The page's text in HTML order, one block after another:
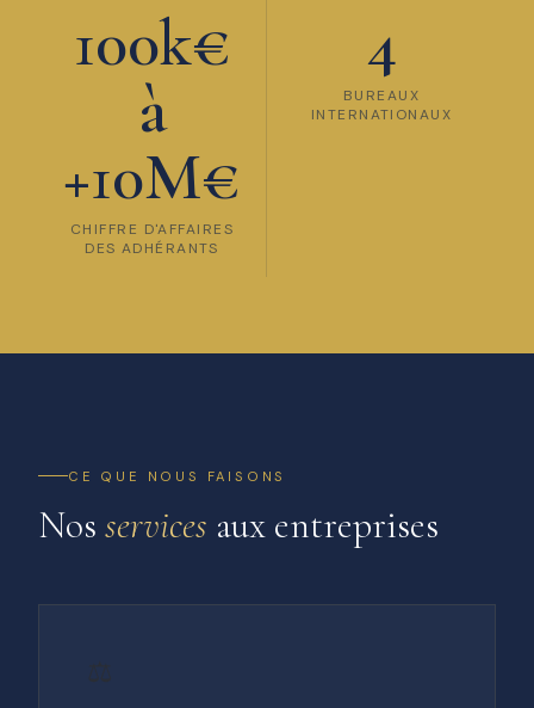
100k€
à
+10M€
CHIFFRE D'AFFAIRES
DES ADHÉRANTS
4
BUREAUX
INTERNATIONAUX
CE QUE NOUS FAISONS
Nos services aux entreprises